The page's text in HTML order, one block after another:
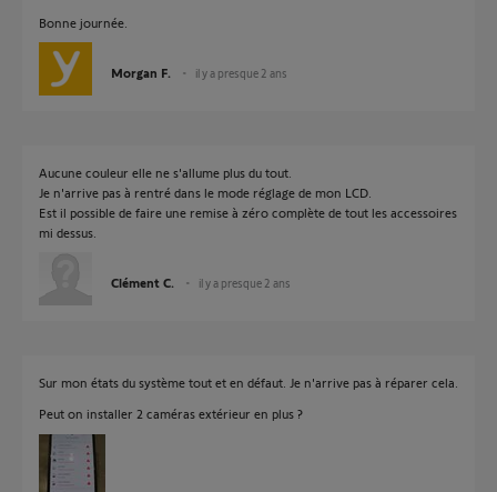
Bonne journée.
Morgan F. il y a presque 2 ans
Aucune couleur elle ne s'allume plus du tout.
Je n'arrive pas à rentré dans le mode réglage de mon LCD.
Est il possible de faire une remise à zéro complète de tout les accessoires
mi dessus.
Clément C. il y a presque 2 ans
Sur mon états du système tout et en défaut. Je n'arrive pas à réparer cela.
Peut on installer 2 caméras extérieur en plus ?